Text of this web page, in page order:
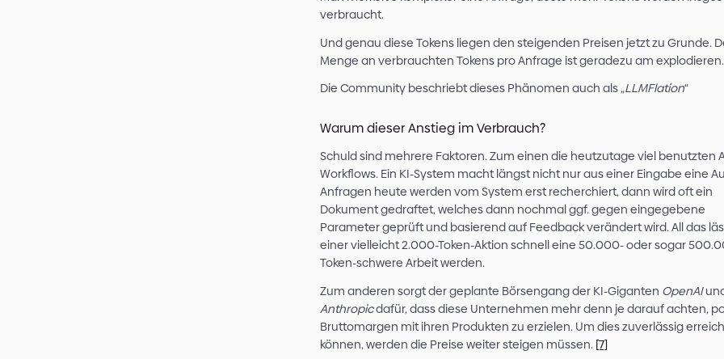
Was verursacht
rapiden
Zuerst betrachten wir nochmal die Metrik,
Tokens sind die Art und Weise, wie KI-Modelle
beschreiben kleinste Textbausteine. Ein Token
Wörtern.
Wenn man also eine Anfrage an die KI stellt (in
muss diese erst in Tokens umgewandelt und
Sowohl die Verarbeitung der Anfrage, als auch
weitere Tokens, wobei hier zu beachten ist,
der KI, i.d.R. teurer sind, als die Input Tokens.